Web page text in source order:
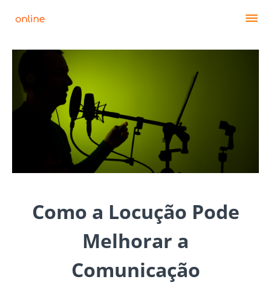
Como a Locução Pode
Melhorar a
Comunicação